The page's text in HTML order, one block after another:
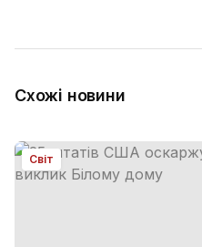
Схожі новини
Світ